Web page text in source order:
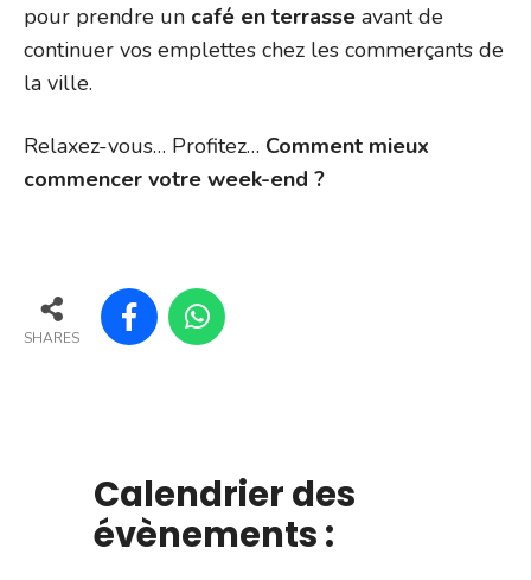
pour prendre un café en terrasse avant de
continuer vos emplettes chez les commerçants de
la ville.
Relaxez-vous… Profitez… Comment mieux
commencer votre week-end ?
SHARES
Calendrier des
évènements :